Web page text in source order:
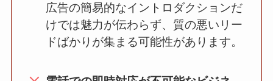
広告の簡易的なイントロダクションだ
けでは魅力が伝わらず、質の悪いリー
ドばかりが集まる可能性があります。